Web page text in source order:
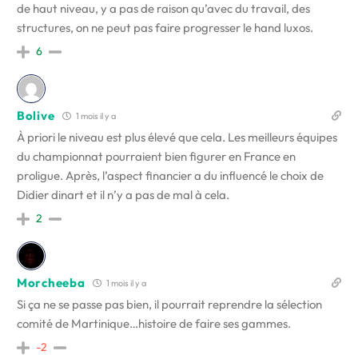
de haut niveau, y a pas de raison qu’avec du travail, des
structures, on ne peut pas faire progresser le hand luxos.
6
Bolive 1 mois il y a
À priori le niveau est plus élevé que cela. Les meilleurs équipes
du championnat pourraient bien figurer en France en
proligue. Après, l’aspect financier a du influencé le choix de
Didier dinart et il n’y a pas de mal à cela.
2
Morcheeba 1 mois il y a
Si ça ne se passe pas bien, il pourrait reprendre la sélection
comité de Martinique…histoire de faire ses gammes.
-2